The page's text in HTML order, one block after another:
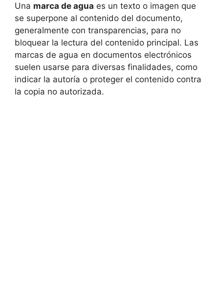
Una marca de agua es un texto o imagen que
se superpone al contenido del documento,
generalmente con transparencias, para no
bloquear la lectura del contenido principal. Las
marcas de agua en documentos electrónicos
suelen usarse para diversas finalidades, como
indicar la autoría o proteger el contenido contra
la copia no autorizada.